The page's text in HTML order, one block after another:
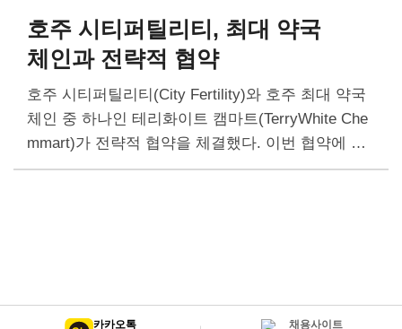
호주 시티퍼틸리티, 최대 약국
체인과 전략적 협약
호주 시티퍼틸리티(City Fertility)와 호주 최대 약국
체인 중 하나인 테리화이트 캠마트(TerryWhite Che
mmart)가 전략적 협약을 체결했다. 이번 협약에 따
라 시티퍼틸리티를 방문한 환자들은 진료 후 처방받
카카오톡 채용사이트